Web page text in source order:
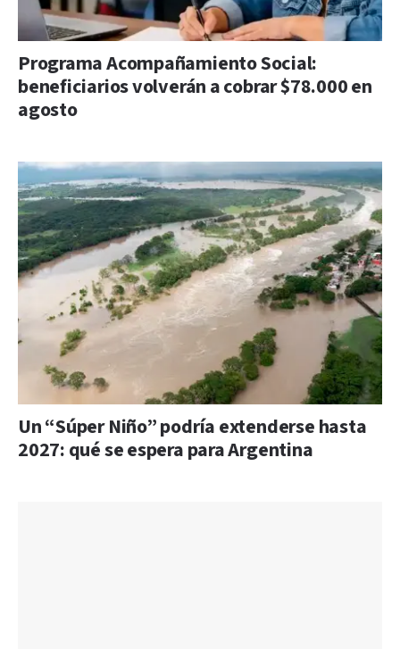
Programa Acompañamiento Social:
beneficiarios volverán a cobrar $78.000 en
agosto
Un “Súper Niño” podría extenderse hasta
2027: qué se espera para Argentina